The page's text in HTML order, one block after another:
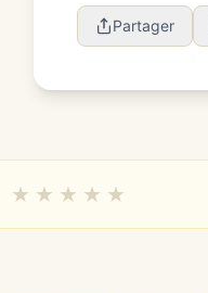
Partager
★ ★ ★ ★ ★